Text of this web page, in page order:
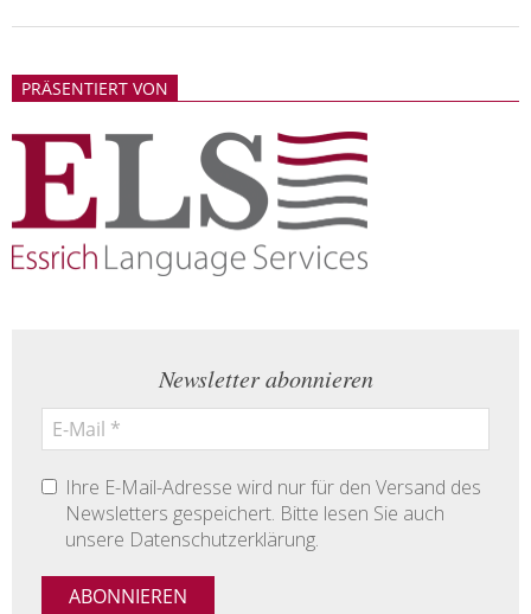
21
PRÄSENTIERT VON
Newsletter abonnieren
Ihre E-Mail-Adresse wird nur für den Versand des
Newsletters gespeichert. Bitte lesen Sie auch
unsere Datenschutzerklärung.